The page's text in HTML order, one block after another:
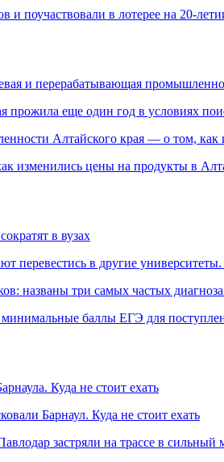
и поучаствовали в лотерее на 20-
и перерабатывающая
прожила еще один год в условиях
Алтайского края — о том, как
изменились цены на продукты в
в вузах
перевестись в другие
названы три самых частых
баллы ЕГЭ для
Куда не стоит ехать
Барнаул. Куда не стоит ехать
застряли на трассе в сильный